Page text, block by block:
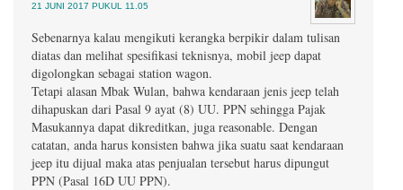
21 JUNI 2017 PUKUL 11.05
Sebenarnya kalau mengikuti kerangka berpikir dalam tulisan
diatas dan melihat spesifikasi teknisnya, mobil jeep dapat
digolongkan sebagai station wagon.
Tetapi alasan Mbak Wulan, bahwa kendaraan jenis jeep telah
dihapuskan dari Pasal 9 ayat (8) UU. PPN sehingga Pajak
Masukannya dapat dikreditkan, juga reasonable. Dengan
catatan, anda harus konsisten bahwa jika suatu saat kendaraan
jeep itu dijual maka atas penjualan tersebut harus dipungut
PPN (Pasal 16D UU PPN).